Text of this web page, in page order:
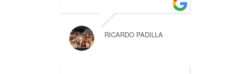
RICARDO PADILLA